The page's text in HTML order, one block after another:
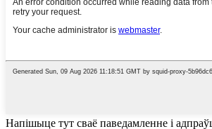
Напішыце тут сваё паведамленне і